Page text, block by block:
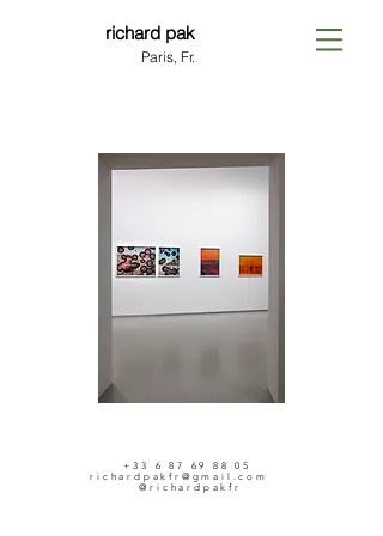
richard pak
Paris, Fr.
+33 6 87 69 88 05
richardpakfr@gmail.com
@richardpakfr